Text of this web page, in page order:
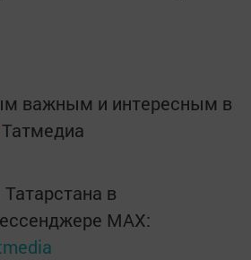
важным и интересным в
Татмедиа
в
MАХ: